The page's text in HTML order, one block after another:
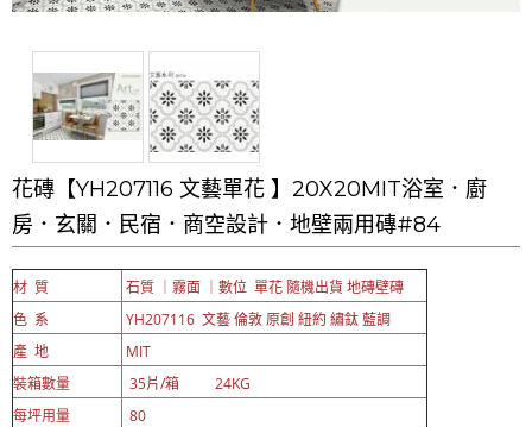
花磚【YH207116 文藝單花 】20X20MIT浴室．廚
房．玄關．民宿．商空設計．地壁兩用磚#84
材 質
石質 ｜霧面 ｜數位 單花 隨機出貨 地磚壁磚
色 系
YH207116 文藝 倫敦 原創 紐約 繡鈦 藍調
產 地
MIT
裝箱數量
35片/箱 24KG
每坪用量
80